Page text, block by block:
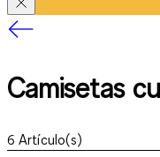
Camisetas
6 Artículo(s)